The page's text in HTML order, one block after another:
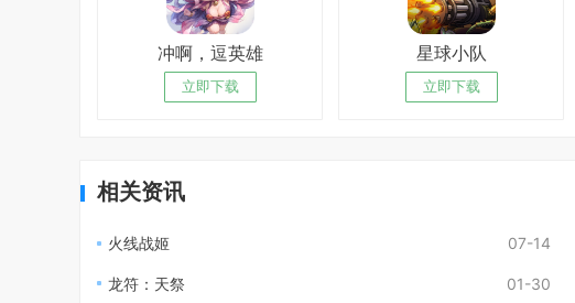
冲啊，逗英雄
立即下载
星球小队
立即下载
相关资讯
07-14
火线战姬
01-30
龙符：天祭